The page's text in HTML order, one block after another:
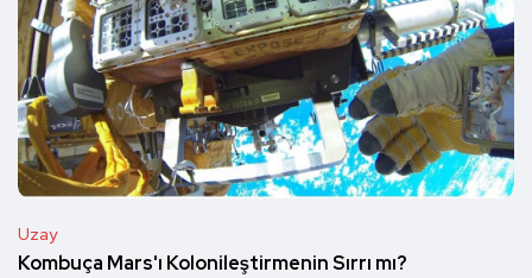
Uzay
Kombuça Mars'ı Kolonileştirmenin Sırrı mı?